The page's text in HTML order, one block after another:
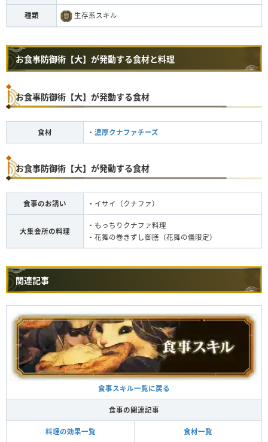
種類 生存系スキル
お食事防御術【大】が発動する食材と料理
お食事防御術【大】が発動する食材
食材 ・ 濃厚クナファチーズ
お食事防御術【大】が発動する食材
食事のお誘い ・イサイ（クナファ）
大集会所の料理
・もっちりクナファ料理
・花舞の巻きずし御膳（花舞の儀限定）
関連記事
食事スキル一覧に戻る
食事の関連記事
料理の効果一覧 食材一覧